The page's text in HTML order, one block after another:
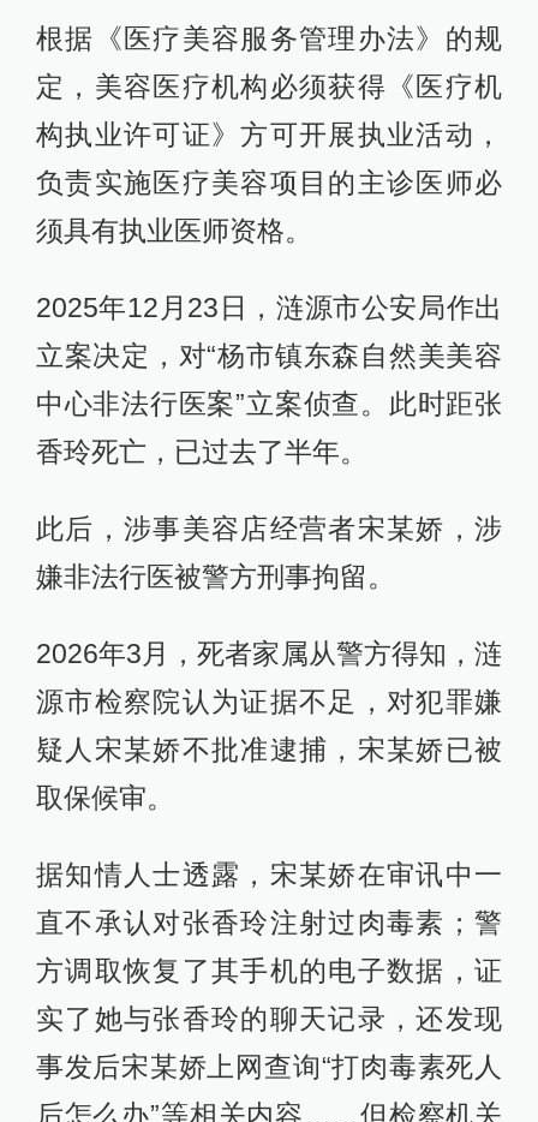
根据《医疗美容服务管理办法》的规
定，美容医疗机构必须获得《医疗机
构执业许可证》方可开展执业活动，
负责实施医疗美容项目的主诊医师必
须具有执业医师资格。
2025年12月23日，涟源市公安局作出
立案决定，对“杨市镇东森自然美美容
中心非法行医案”立案侦查。此时距张
香玲死亡，已过去了半年。
此后，涉事美容店经营者宋某娇，涉
嫌非法行医被警方刑事拘留。
2026年3月，死者家属从警方得知，涟
源市检察院认为证据不足，对犯罪嫌
疑人宋某娇不批准逮捕，宋某娇已被
取保候审。
据知情人士透露，宋某娇在审讯中一
直不承认对张香玲注射过肉毒素；警
方调取恢复了其手机的电子数据，证
实了她与张香玲的聊天记录，还发现
事发后宋某娇上网查询“打肉毒素死人
后怎么办”等相关内容……但检察机关